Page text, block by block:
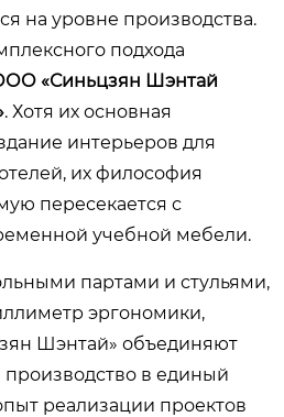
на уровне производства.
подхода
«Синьцзян Шэнтай
. Хотя их основная
интерьеров для
их философия
пересекается с
учебной мебели.
партами и стульями,
эргономики,
Шэнтай» объединяют
производство в единый
реализации проектов